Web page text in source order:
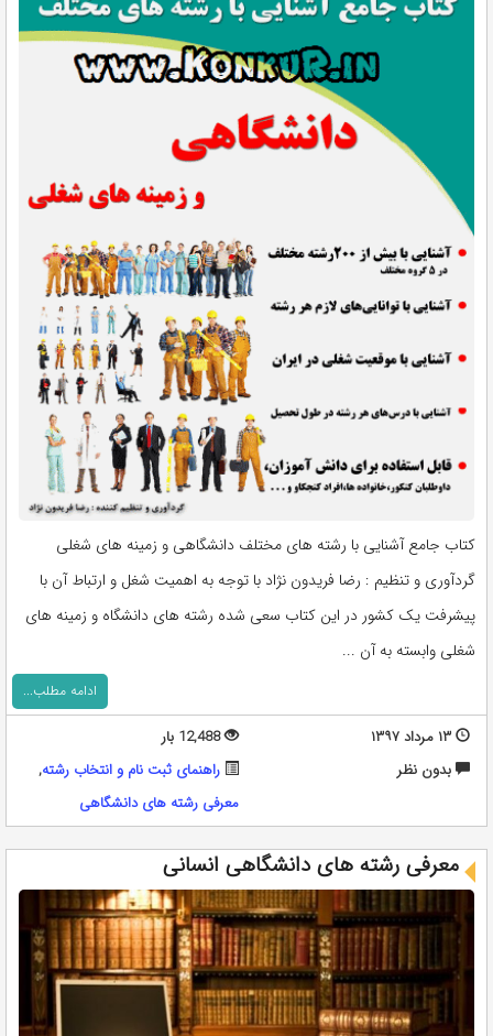
کتاب جامع آشنایی با رشته های مختلف دانشگاهی و زمینه های شغلی
گردآوری و تنظیم : رضا فریدون نژاد با توجه به اهمیت شغل و ارتباط آن با
پیشرفت یک کشور در این کتاب سعی شده رشته های دانشگاه و زمینه های
شغلی وابسته به آن ...
ادامه مطلب...
۱۳ مرداد ۱۳۹۷
12,488 بار
بدون نظر
راهنمای ثبت نام و انتخاب رشته,
معرفی رشته های دانشگاهی
معرفی رشته های دانشگاهی انسانی